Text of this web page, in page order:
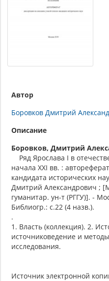
Автор
Боровков Дмитрий
Описание
Боровков, Дмитрий
Ряд Ярослава I в
начала XXI вв. :
кандидата исторических
Дмитрий Александрович ;
гуманитар. ун-т (РГГУ)]. -
Библиогр.: с.22 (4 назв.).
.
1. Власть (коллекция). 2.
источниковедение и
исследования.
Источник электронной